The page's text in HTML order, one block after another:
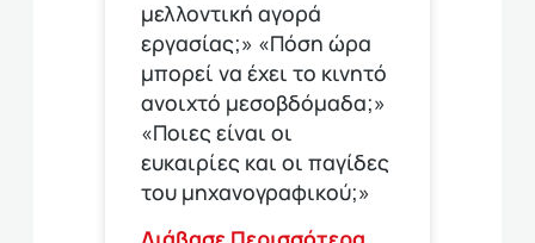
μελλοντική αγορά
εργασίας;» «Πόση ώρα
μπορεί να έχει το κινητό
ανοιχτό μεσοβδόμαδα;»
«Ποιες είναι οι
ευκαιρίες και οι παγίδες
του μηχανογραφικού;»